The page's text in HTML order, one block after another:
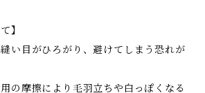
】
い目がひろがり、避けてしまう恐れが
の摩擦により毛羽立ちや白っぽくなる